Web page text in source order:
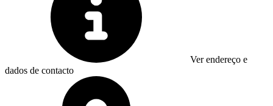
Ver endereço e
dados de contacto